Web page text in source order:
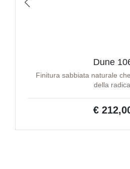
Dune
Finitura sabbiata naturale
della radica.
€